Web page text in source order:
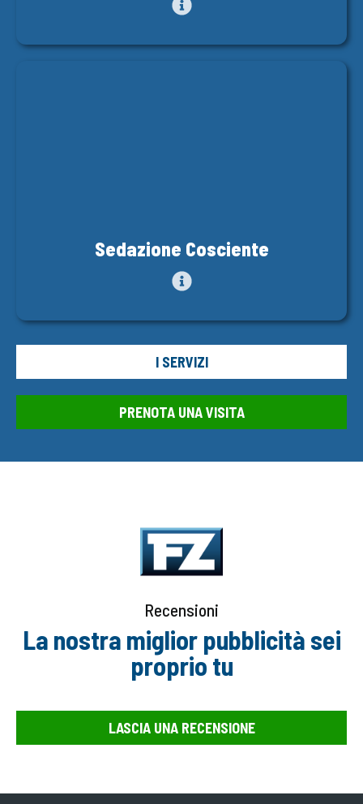
Sedazione Cosciente
I SERVIZI
PRENOTA UNA VISITA
Recensioni
La nostra miglior pubblicità sei
proprio tu
LASCIA UNA RECENSIONE